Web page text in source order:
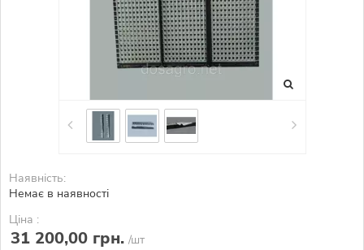
Наявність:
Немає в наявності
Ціна :
31 200,00 грн. /шт